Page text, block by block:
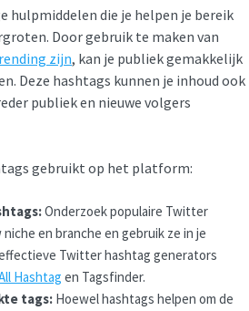
hulpmiddelen die je helpen je bereik
Door gebruik te maken van
zijn, kan je publiek gemakkelijk
Deze hashtags kunnen je inhoud ook
publiek en nieuwe volgers
gebruikt op het platform:
Onderzoek populaire Twitter
en branche en gebruik ze in je
Twitter hashtag generators
Hashtag en Tagsfinder.
tags: Hoewel hashtags helpen om de